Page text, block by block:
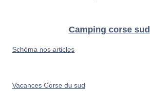
Camping corse sud
Schéma nos articles
Vacances Corse du sud